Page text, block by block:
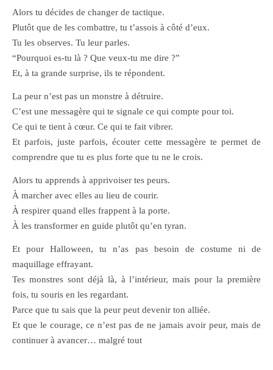
Alors tu décides de changer de tactique.
Plutôt que de les combattre, tu t’assois à côté d’eux.
Tu les observes. Tu leur parles.
“Pourquoi es-tu là ? Que veux-tu me dire ?”
Et, à ta grande surprise, ils te répondent.
La peur n’est pas un monstre à détruire.
C’est une messagère qui te signale ce qui compte pour toi.
Ce qui te tient à cœur. Ce qui te fait vibrer.
Et parfois, juste parfois, écouter cette messagère te permet de
comprendre que tu es plus forte que tu ne le crois.
Alors tu apprends à apprivoiser tes peurs.
À marcher avec elles au lieu de courir.
À respirer quand elles frappent à la porte.
À les transformer en guide plutôt qu’en tyran.
Et pour Halloween, tu n’as pas besoin de costume ni de
maquillage effrayant.
Tes monstres sont déjà là, à l’intérieur, mais pour la première
fois, tu souris en les regardant.
Parce que tu sais que la peur peut devenir ton alliée.
Et que le courage, ce n’est pas de ne jamais avoir peur, mais de
continuer à avancer… malgré tout